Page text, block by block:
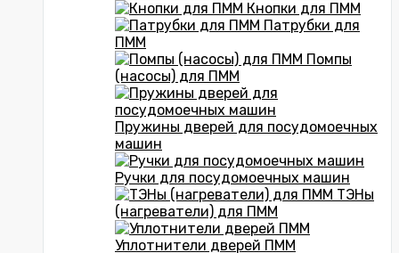
Кнопки для ПММ
Патрубки для
ПММ
Помпы
(насосы) для ПММ
Пружины дверей для посудомоечных
машин
Ручки для посудомоечных машин
ТЭНы
(нагреватели) для ПММ
Уплотнители дверей ПММ